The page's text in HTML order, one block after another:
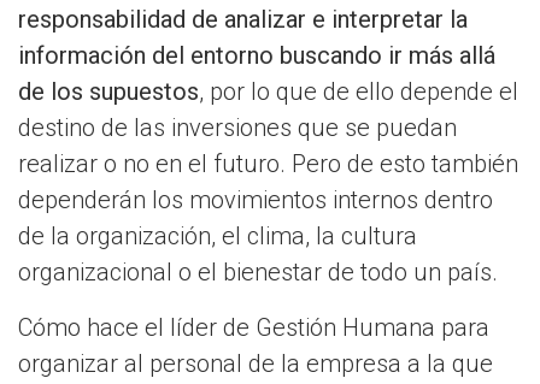
responsabilidad de analizar e interpretar la
información del entorno buscando ir más allá
de los supuestos, por lo que de ello depende el
destino de las inversiones que se puedan
realizar o no en el futuro. Pero de esto también
dependerán los movimientos internos dentro
de la organización, el clima, la cultura
organizacional o el bienestar de todo un país.
Cómo hace el líder de Gestión Humana para
organizar al personal de la empresa a la que